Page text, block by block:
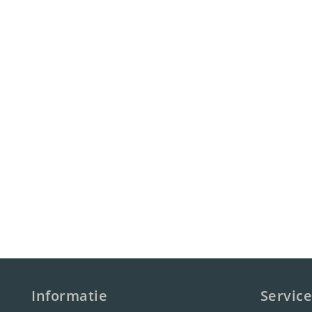
Informatie Service